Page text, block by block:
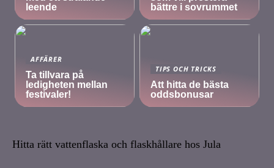
leende
bättre i sovrummet
AFFÄRER
Ta tillvara på
ledigheten mellan
festivaler!
TIPS OCH TRICKS
Att hitta de bästa
oddsbonusar
Hitta rätt vattenflaska och flaskhållare hos Jula